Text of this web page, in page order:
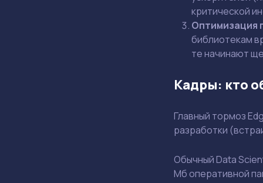
критической
Оптимизация
библиотекам
те начинают
Кадры: кто
Главный тормоз
разработки
Обычный Data
Мб оперативной